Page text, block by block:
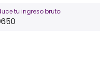
tu ingreso bruto